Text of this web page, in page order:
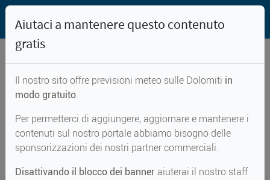
Previsioni meteo per...
Schartl
Aiutaci a mantenere questo contenuto
gratis
Il nostro sito offre previsioni meteo sulle Dolomiti in
modo gratuito.
Per permetterci di aggiungere, aggiornare e mantenere i
contenuti sul nostro portale abbiamo bisogno delle
sponsorizzazioni dei nostri partner commerciali.
Disattivando il blocco dei banner aiuterai il nostro staff